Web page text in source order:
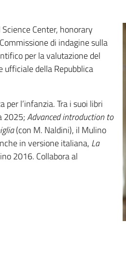
Center, honorary
di indagine sulla
per la valutazione del
ufficiale della Repubblica
per l’infanzia. Tra i suoi libri
2025;Advanced introduction to
(con M. Naldini), il Mulino
in versione italiana, La
2016. Collabora al